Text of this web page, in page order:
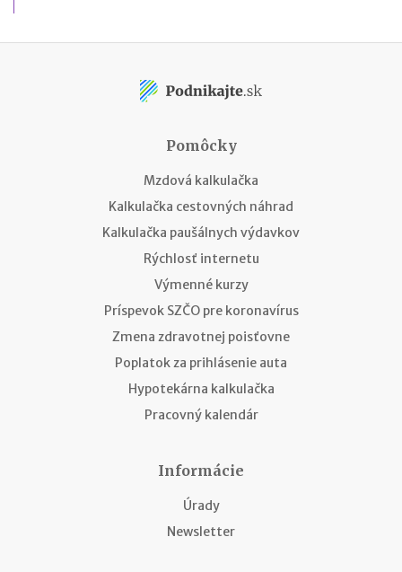
Pomôcky
Mzdová kalkulačka
Kalkulačka cestovných náhrad
Kalkulačka paušálnych výdavkov
Rýchlosť internetu
Výmenné kurzy
Príspevok SZČO pre koronavírus
Zmena zdravotnej poisťovne
Poplatok za prihlásenie auta
Hypotekárna kalkulačka
Pracovný kalendár
Informácie
Úrady
Newsletter